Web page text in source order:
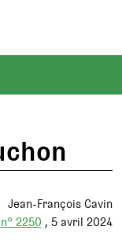
Jean-François Cavin
n° 2250 5 avril 2024